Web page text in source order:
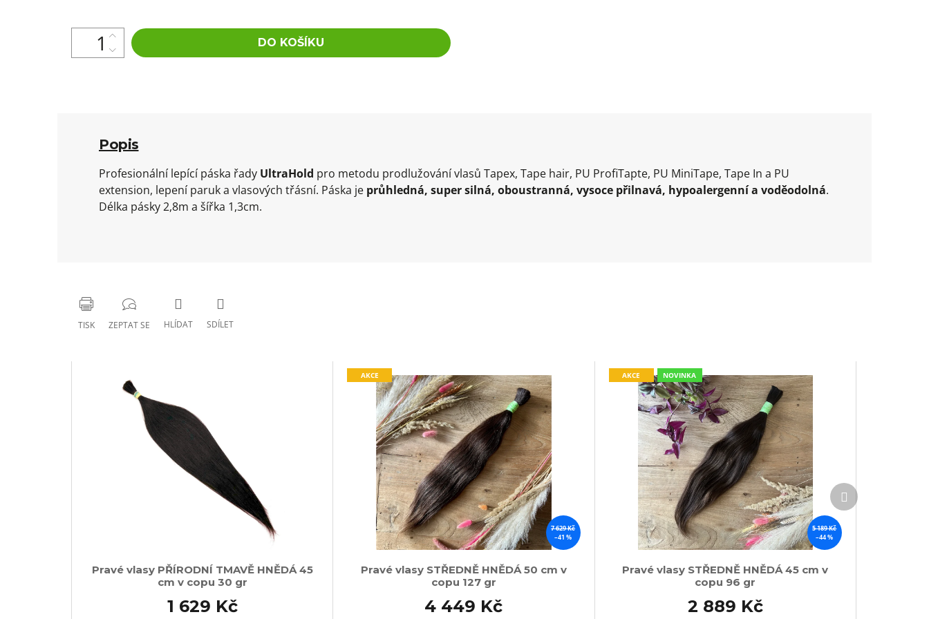
DO KOŠÍKU
Popis
Profesionální lepící páska řady UltraHold pro metodu prodlužování vlasů Tapex, Tape hair, PU ProfiTapte, PU MiniTape, Tape In a PU
extension, lepení paruk a vlasových třásní. Páska je průhledná, super silná, oboustranná, vysoce přilnavá, hypoalergenní a voděodolná.
Délka pásky 2,8m a šířka 1,3cm.
TISK ZEPTAT SE HLÍDAT SDÍLET
Pravé vlasy PŘÍRODNÍ TMAVĚ HNĚDÁ 45
cm v copu 30 gr
1 629 Kč
7 629 Kč
–41 %
AKCE
Pravé vlasy STŘEDNĚ HNĚDÁ 50 cm v
copu 127 gr
4 449 Kč
5 189 Kč
–44 %
AKCE NOVINKA
Pravé vlasy STŘEDNĚ HNĚDÁ 45 cm v
copu 96 gr
2 889 Kč
Další
produkt